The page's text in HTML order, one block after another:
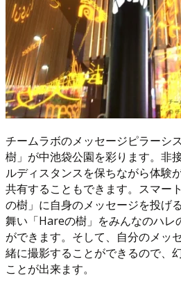
チームラボのメッセージピラーシ
樹」が中池袋公園を彩ります。非
ルディスタンスを保ちながら体験
共有することもできます。スマー
の樹」に自身のメッセージを投げ
舞い「Hareの樹」をみんなのハレ
ができます。そして、自分のメッ
緒に撮影することができるので、
ことが出来ます。